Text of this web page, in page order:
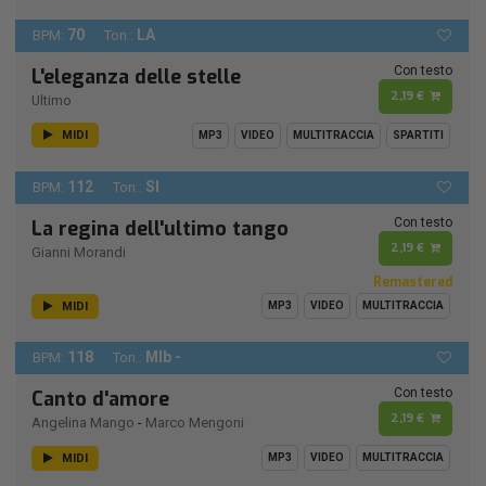
BPM: 70 Ton.: LA
L'eleganza delle stelle
Ultimo
Con testo
2,19 €
MIDI MP3 VIDEO MULTITRACCIA SPARTITI
BPM: 112 Ton.: SI
La regina dell'ultimo tango
Gianni Morandi
Con testo
2,19 €
Remastered
MIDI MP3 VIDEO MULTITRACCIA
BPM: 118 Ton.: MIb -
Canto d'amore
Angelina Mango - Marco Mengoni
Con testo
2,19 €
MIDI MP3 VIDEO MULTITRACCIA